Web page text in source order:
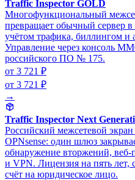
Traffic Inspector GOLD
Многофункциональный
превращает обычный сервер
учётом трафика, биллингом и
Управление через консоль
российского ПО № 175.
от 3 721 ₽
от 3 721 ₽
→
Traffic Inspector Next
Российский межсетевой
OPNsense: один шлюз
обнаружение вторжений,
и VPN. Лицензия на пять лет,
счёт на юридическое лицо.